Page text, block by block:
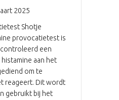
2025
Shotje
provocatietest is
een
aan het
om te
reageert. Dit wordt
gebruikt bij het